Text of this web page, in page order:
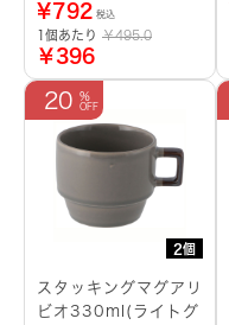
¥792 税込
1個あたり ￥495.0
￥396
2個
20
スタッキングマグアリ
ビオ330ml(ライトグ